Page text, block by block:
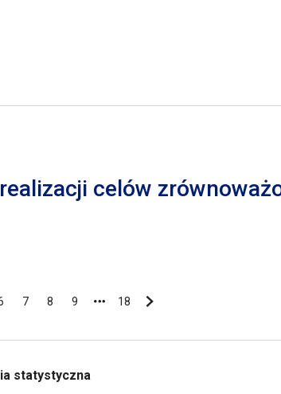
celów
StronaStrona
7
Strona
8
Strona
9
Ostatnia strona
18
Następna strona
statystyczna